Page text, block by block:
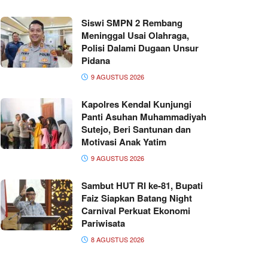
Siswi SMPN 2 Rembang
Meninggal Usai Olahraga,
Polisi Dalami Dugaan Unsur
Pidana
9 AGUSTUS 2026
Kapolres Kendal Kunjungi
Panti Asuhan Muhammadiyah
Sutejo, Beri Santunan dan
Motivasi Anak Yatim
9 AGUSTUS 2026
Sambut HUT RI ke-81, Bupati
Faiz Siapkan Batang Night
Carnival Perkuat Ekonomi
Pariwisata
8 AGUSTUS 2026